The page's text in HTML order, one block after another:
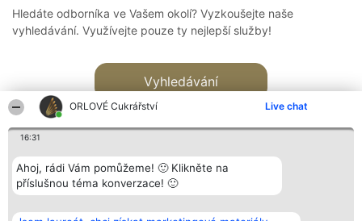
ORLOVÉ Cukrářství Live chat
16:31
Ahoj, rádi Vám pomůžeme! 🙂 Klikněte na
příslušnou téma konverzace! 🙂
Hledáte odborníka ve Vašem okolí? Vyzkoušejte naše
vyhledávání. Využívejte pouze ty nejlepší služby!
Vyhledávání
Bright Side Solutions sp. z o.
Vítězové
Kontakt